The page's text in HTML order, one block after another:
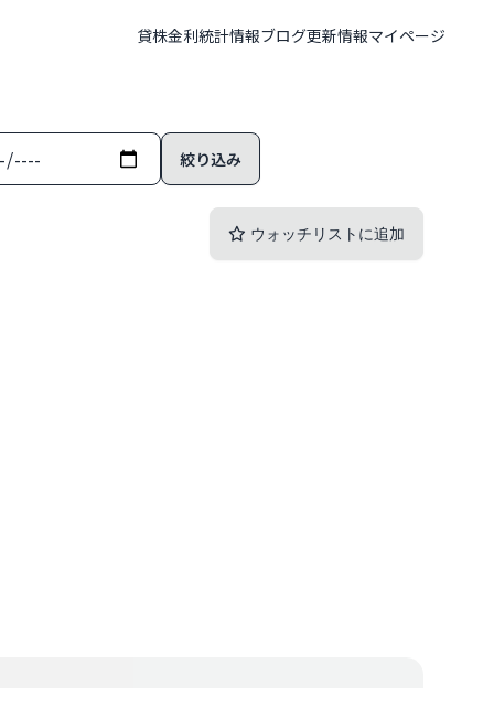
貸株金利統計情報ブログ更新情報マイページ
ウォッチリストに追加